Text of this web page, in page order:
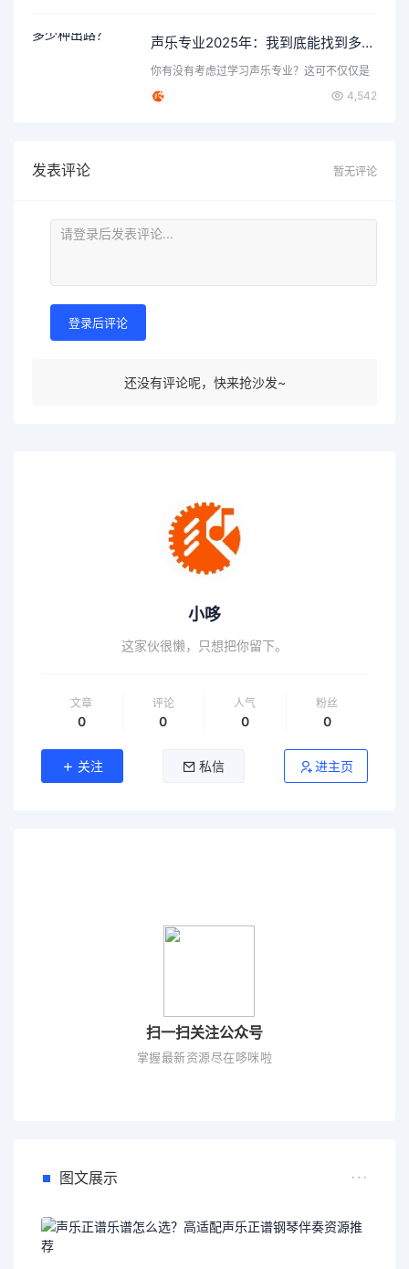
声乐专业2025年：我到底能找到多少种出路？
你有没有考虑过学习声乐专业？这可不仅仅是
唱歌那么简单，背后隐…
4,542
发表评论 暂无评论
登录后评论
还没有评论呢，快来抢沙发~
小哆
这家伙很懒，只想把你留下。
文章
0
评论
0
人气
0
粉丝
0
关注 私信 进主页
扫一扫关注公众号
掌握最新资源尽在哆咪啦
图文展示